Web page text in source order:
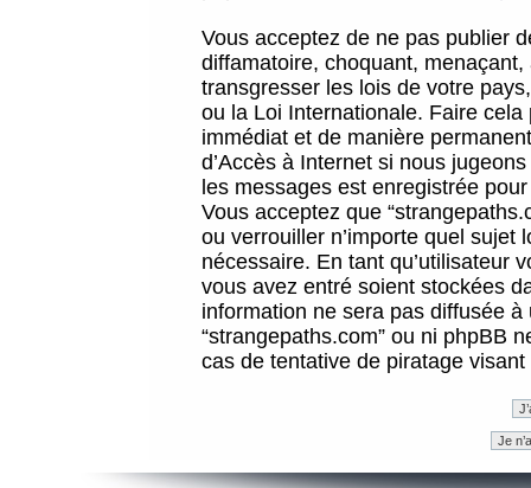
Vous acceptez de ne pas publier
diffamatoire, choquant,
transgresser les lois de votre
ou la Loi Internationale. Faire
immédiat et de manière
d’Accès à Internet si nous
les messages est enregistrée
Vous acceptez que
ou verrouiller n’importe quel sujet
nécessaire. En tant qu’utilisateur
vous avez entré soient stockées
information ne sera pas diffusée
“strangepaths.com” ou ni phpBB
cas de tentative de piratage